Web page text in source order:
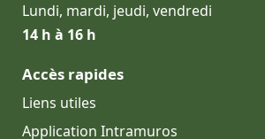
Lundi, mardi, jeudi, vendredi
14 h à 16 h
Accès rapides
Liens utiles
Application Intramuros